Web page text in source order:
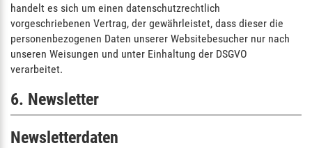
handelt es sich um einen datenschutzrechtlich
vorgeschriebenen Vertrag, der gewährleistet, dass dieser die
personenbezogenen Daten unserer Websitebesucher nur nach
unseren Weisungen und unter Einhaltung der DSGVO
verarbeitet.
6. Newsletter
Newsletter­daten